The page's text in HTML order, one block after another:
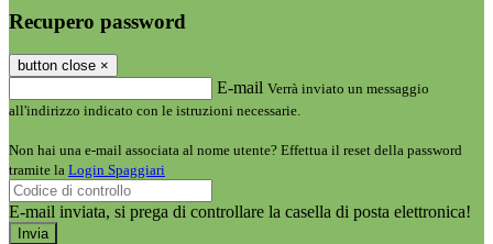
Recupero password
button close ×
E-mail Verrà inviato un messaggio
all'indirizzo indicato con le istruzioni necessarie.
Non hai una e-mail associata al nome utente? Effettua il reset della password
tramite la Login Spaggiari
E-mail inviata, si prega di controllare la casella di posta elettronica!